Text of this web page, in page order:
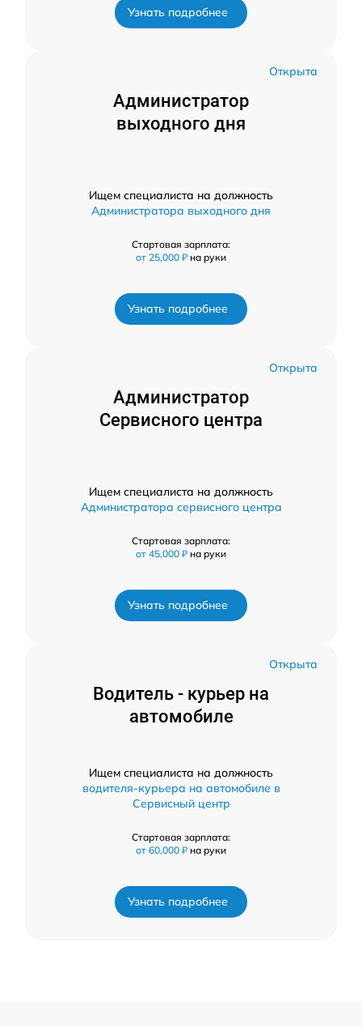
Узнать подробнее
Открыта
Администратор
выходного дня
Ищем специалиста на должность
Администратора выходного дня
Стартовая зарплата:
от 25,000 ₽ на руки
Узнать подробнее
Открыта
Администратор
Сервисного центра
Ищем специалиста на должность
Администратора сервисного центра
Стартовая зарплата:
от 45,000 ₽ на руки
Узнать подробнее
Открыта
Водитель - курьер на
автомобиле
Ищем специалиста на должность
водителя-курьера на автомобиле в
Сервисный центр
Стартовая зарплата:
от 60,000 ₽ на руки
Узнать подробнее